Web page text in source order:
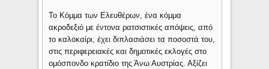
Το Κόμμα των Ελευθέρων, ένα κόμμα
ακροδεξιό με έντονα ρατσιστικές απόψεις, από
το καλοκαίρι, έχει διπλασιάσει τα ποσοστά του,
στις περιφερειακές και δημοτικές εκλογές στο
ομόσπονδο κρατίδιο της Άνω Αυστρίας. Αξίζει